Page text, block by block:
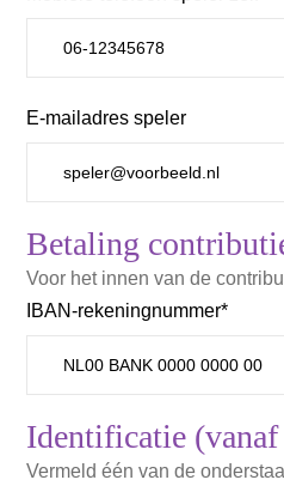
E-mailadres speler
Betaling
Voor het innen van de
IBAN-rekeningnummer*
Identificatie (vanaf
Vermeld één van de